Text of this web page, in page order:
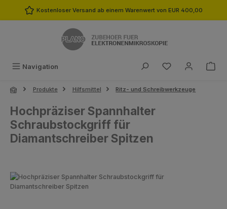
Zum Hauptinhalt springen
Kostenloser Versand ab einem Warenwert von EUR 400,00
Navigation Du hast 0
Produkte Hilfsmittel Ritz- und Schreibwerkzeuge
Hochpräziser Spannhalter
Schraubstockgriff für
Diamantschreiber Spitzen
Bildergalerie überspringen